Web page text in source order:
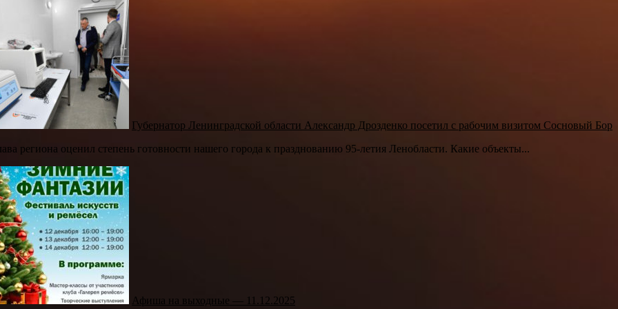
Губернатор Ленинградской области Александр Дрозденко посетил с рабочим визитом Сосновый Бор
региона оценил степень готовности нашего города к празднованию 95-летия Ленобласти. Какие объекты...
Афиша на выходные — 11.12.2025